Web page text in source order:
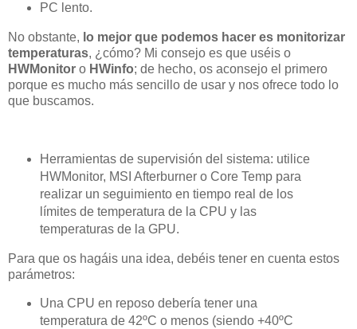
PC lento.
No obstante, lo mejor que podemos hacer es monitorizar
temperaturas, ¿cómo? Mi consejo es que uséis o
HWMonitor o HWinfo; de hecho, os aconsejo el primero
porque es mucho más sencillo de usar y nos ofrece todo lo
que buscamos.
Herramientas de supervisión del sistema: utilice
HWMonitor, MSI Afterburner o Core Temp para
realizar un seguimiento en tiempo real de los
límites de temperatura de la CPU y las
temperaturas de la GPU.
Para que os hagáis una idea, debéis tener en cuenta estos
parámetros:
Una CPU en reposo debería tener una
temperatura de 42ºC o menos (siendo +40ºC